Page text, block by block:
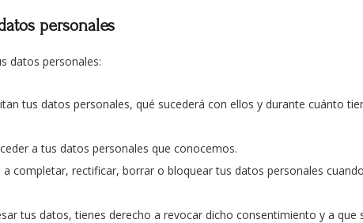
personales
datos personales:
tus datos personales, qué sucederá con ellos y durante cuánto
a tus datos personales que conocemos.
completar, rectificar, borrar o bloquear tus datos personales
tus datos, tienes derecho a revocar dicho consentimiento y a que